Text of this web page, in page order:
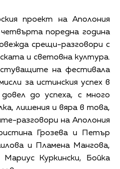
проект на Аполония
четвърта поредна година
срещи-разговори с
и световна култура.
на фестивала
за истинския успех в
до успеха, с много
лишения и вяра в това,
разговори на Аполония
Грозева и Петър
и Пламена Мангова,
Куркински, Бойка